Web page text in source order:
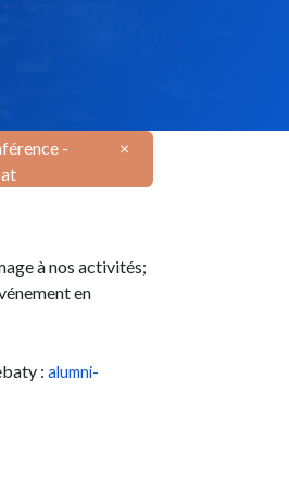
-
×
à nos activités;
en
: alumni-